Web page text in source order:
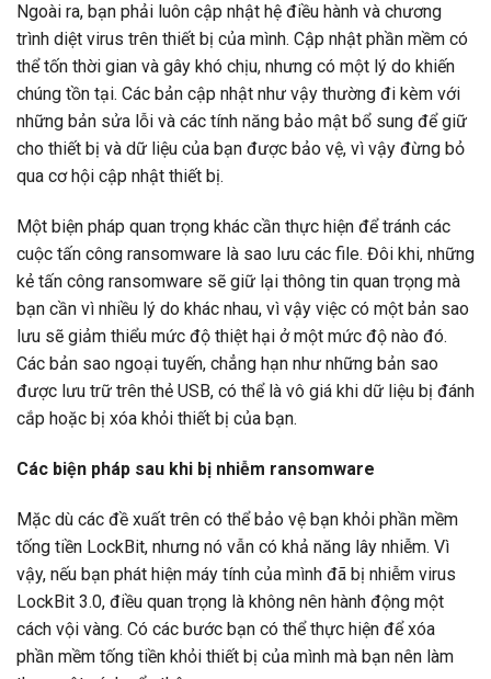
Ngoài ra, bạn phải luôn cập nhật hệ điều hành và chương
trình diệt virus trên thiết bị của mình. Cập nhật phần mềm có
thể tốn thời gian và gây khó chịu, nhưng có một lý do khiến
chúng tồn tại. Các bản cập nhật như vậy thường đi kèm với
những bản sửa lỗi và các tính năng bảo mật bổ sung để giữ
cho thiết bị và dữ liệu của bạn được bảo vệ, vì vậy đừng bỏ
qua cơ hội cập nhật thiết bị.
Một biện pháp quan trọng khác cần thực hiện để tránh các
cuộc tấn công ransomware là sao lưu các file. Đôi khi, những
kẻ tấn công ransomware sẽ giữ lại thông tin quan trọng mà
bạn cần vì nhiều lý do khác nhau, vì vậy việc có một bản sao
lưu sẽ giảm thiểu mức độ thiệt hại ở một mức độ nào đó.
Các bản sao ngoại tuyến, chẳng hạn như những bản sao
được lưu trữ trên thẻ USB, có thể là vô giá khi dữ liệu bị đánh
cắp hoặc bị xóa khỏi thiết bị của bạn.
Các biện pháp sau khi bị nhiễm ransomware
Mặc dù các đề xuất trên có thể bảo vệ bạn khỏi phần mềm
tống tiền LockBit, nhưng nó vẫn có khả năng lây nhiễm. Vì
vậy, nếu bạn phát hiện máy tính của mình đã bị nhiễm virus
LockBit 3.0, điều quan trọng là không nên hành động một
cách vội vàng. Có các bước bạn có thể thực hiện để xóa
phần mềm tống tiền khỏi thiết bị của mình mà bạn nên làm